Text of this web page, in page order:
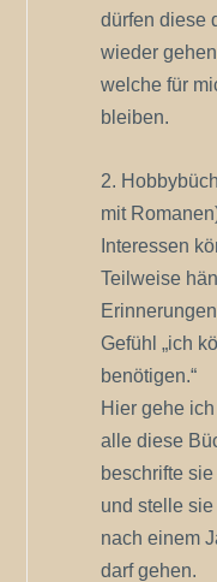
dürfen diese
wieder
welche für
bleiben.
2.
mit
Interessen
Teilweise
Gefühl „ich
benötigen.“
Hier gehe
alle diese
beschrifte
und stelle
nach einem
darf gehen.